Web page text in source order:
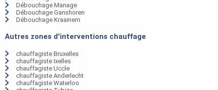
Débouchage Manage
Débouchage Ganshoren
Débouchage Kraainem
Autres zones d'interventions chauffage
chauffagiste Bruxelles
chauffagiste Ixelles
chauffagiste Uccle
chauffagiste Anderlecht
chauffagiste Waterloo